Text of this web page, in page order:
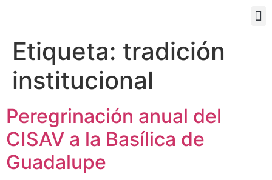
Etiqueta: tradición
institucional
Peregrinación anual del
CISAV a la Basílica de
Guadalupe